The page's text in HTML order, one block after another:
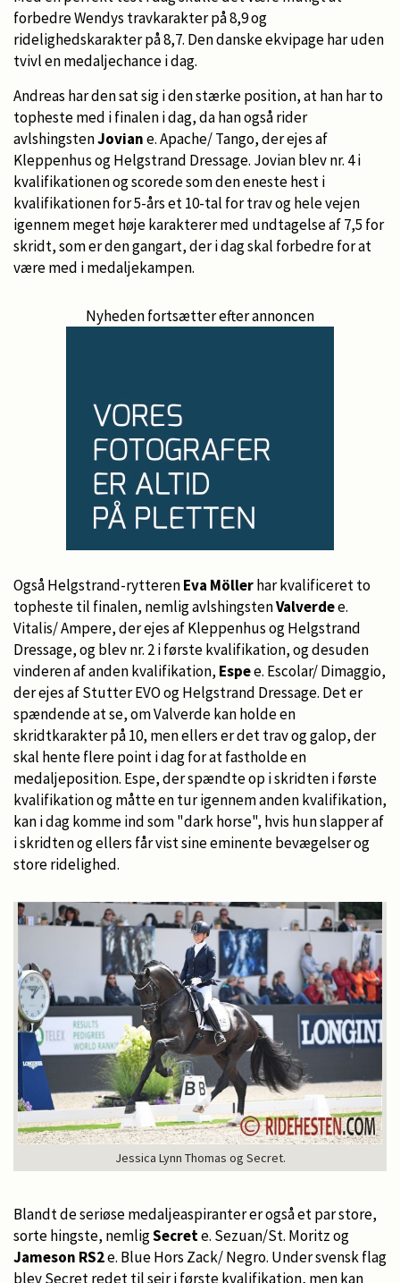
forbedre Wendys travkarakter på 8,9 og
ridelighedskarakter på 8,7. Den danske ekvipage har uden
tvivl en medaljechance i dag.
Andreas har den sat sig i den stærke position, at han har to
topheste med i finalen i dag, da han også rider
avlshingstenJoviane. Apache/ Tango, der ejes af
Kleppenhus og Helgstrand Dressage. Jovian blev nr. 4 i
kvalifikationen og scorede som den eneste hest i
kvalifikationen for 5-års et 10-tal for trav og hele vejen
igennem meget høje karakterer med undtagelse af 7,5 for
skridt, som er den gangart, der i dag skal forbedre for at
være med i medaljekampen.
Nyheden fortsætter efter annoncen
Også Helgstrand-rytterenEva Möllerhar kvalificeret to
topheste til finalen, nemlig avlshingstenValverdee.
Vitalis/ Ampere, der ejes af Kleppenhus og Helgstrand
Dressage, og blev nr. 2 i første kvalifikation, og desuden
vinderen af anden kvalifikation, Espee. Escolar/ Dimaggio,
der ejes af Stutter EVO og Helgstrand Dressage. Det er
spændende at se, om Valverde kan holde en
skridtkarakter på 10, men ellers er det trav og galop, der
skal hente flere point i dag for at fastholde en
medaljeposition. Espe, der spændte op i skridten i første
kvalifikation og måtte en tur igennem anden kvalifikation,
kan i dag komme ind som "dark horse", hvis hun slapper af
i skridten og ellers får vist sine eminente bevægelser og
store ridelighed.
Jessica Lynn Thomas og Secret.
Blandt de seriøse medaljeaspiranter er også et par store,
sorte hingste, nemligSecrete. Sezuan/St. Moritz og
Jameson RS2e. Blue Hors Zack/ Negro. Under svensk flag
blev Secret redet til sejr i første kvalifikation, men kan